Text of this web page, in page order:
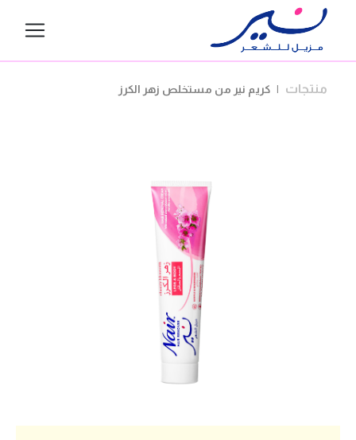
منتجات | كريم نير من مستخلص زهر الكرز